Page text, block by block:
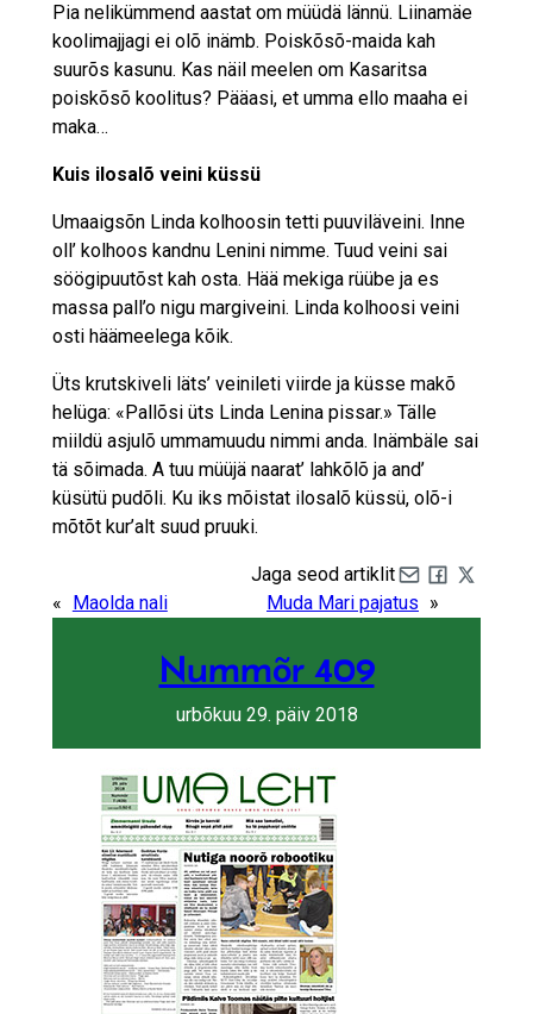
Pia nelikümmend aastat om müüdä lännü. Liinamäe
koolimajjagi ei olõ inämb. Poiskõsõ-maida kah
suurõs kasunu. Kas näil meelen om Kasaritsa
poiskõsõ koolitus? Pääasi, et umma ello maaha ei
maka…
Kuis ilosalõ veini küssü
Umaaigsõn Linda kolhoosin tetti puuviläveini. Inne
oll’ kolhoos kandnu Lenini nimme. Tuud veini sai
söögipuutõst kah osta. Hää mekiga rüübe ja es
massa pall’o nigu margiveini. Linda kolhoosi veini
osti häämeelega kõik.
Üts krutskiveli läts’ veinileti viirde ja küsse makõ
helüga: «Pallõsi üts Linda Lenina pissar.» Tälle
miildü asjulõ ummamuudu nimmi anda. Inämbäle sai
tä sõimada. A tuu müüjä naarat’ lahkõlõ ja and’
küsütü pudõli. Ku iks mõistat ilosalõ küssü, olõ-i
mõtõt kur’alt suud pruuki.
Jaga seod artiklit
Share by e-mail
Share on
« Maolda nali Muda Mari pajatus »
Nummõr 409
urbõkuu 29. päiv 2018